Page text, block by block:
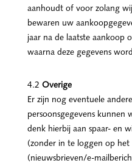
aanhoudt of voor zolang
bewaren uw
jaar na de laatste aankoop
waarna deze gegevens
4.2 Overige
Er zijn nog eventuele
persoonsgegevens kunnen
denk hierbij aan spaar- en
(zonder in te loggen op
(nieuwsbrieven/e-